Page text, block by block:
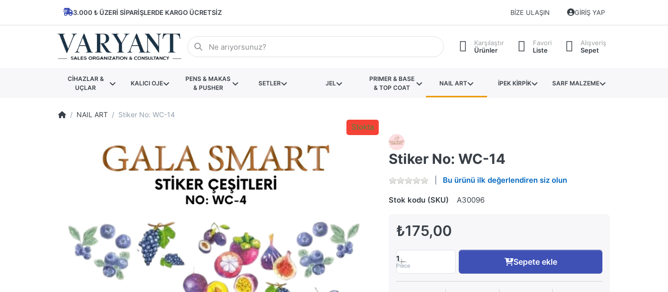
3.000 ₺ ÜZERI SIPARIŞLERDE KARGO ÜCRETSIZ BIZE ULAŞIN GIRIŞ YAP
Karşılaştır
Ürünler
Favori
Liste
Alışveriş
Sepet
CİHAZLAR &
UÇLAR
KALICI OJE
PENS & MAKAS
& PUSHER
SETLER JEL
PRIMER & BASE
& TOP COAT
NAIL ART İPEK KİRPİK SARF MALZEME
NAIL ART Stiker No: WC-14
Stiker No: WC-14
Bu ürünü ilk değerlendiren siz olun
Stok kodu (SKU) A30096
₺175,00
Stokta
1
Piece Sepete ekle